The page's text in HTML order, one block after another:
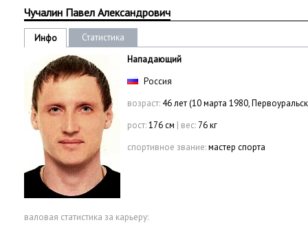
Чучалин Павел Александрович
Инфо
Статистика
Нападающий
Россия
возраст: 46 лет (10 марта 1980,
рост:176 см | вес: 76 кг
спортивное звание:мастер спорта
валовая статистика за карьеру: